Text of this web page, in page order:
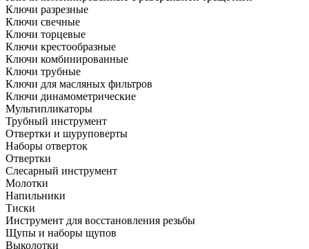
Ключи разрезные
Ключи свечные
Ключи торцевые
Ключи крестообразные
Ключи комбинированные
Ключи трубные
Ключи для масляных фильтров
Ключи динамометрические
Мультипликаторы
Трубный инструмент
Отвертки и шуруповерты
Наборы отверток
Отвертки
Слесарный инструмент
Молотки
Напильники
Тиски
Инструмент для восстановления резьбы
Щупы и наборы щупов
Выколотки